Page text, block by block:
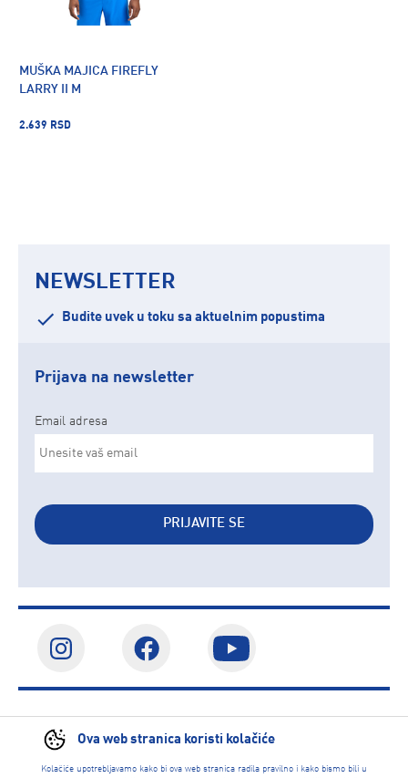
Ova web stranica koristi kolačiće
Kolačiće upotrebljavamo kako bi ova web stranica radila pravilno i kako bismo bili u
MUŠKA MAJICA FIREFLY
LARRY II M
2.639 RSD
NEWSLETTER
Budite uvek u toku sa aktuelnim popustima
Prijava na newsletter
Email adresa
PRIJAVITE SE
CALL CENTAR